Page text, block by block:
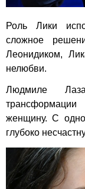
Роль Лики
сложное
Леонидиком,
нелюбви.
Людмиле
женщину. С
глубоко